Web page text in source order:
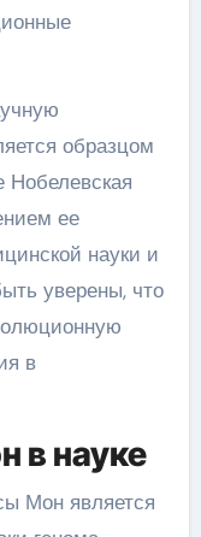
образцом
ее
науки и
уверены, что
в
в науке
Мон является